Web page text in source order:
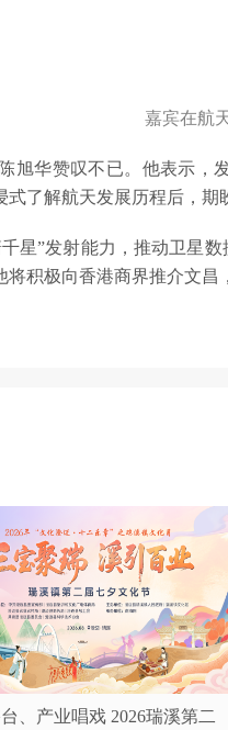
嘉宾在航
旭华赞叹不已。他表示
了解航天发展历程后，
星”发射能力，推动卫星
积极向香港商界推介文昌
、产业唱戏 2026瑞溪第二